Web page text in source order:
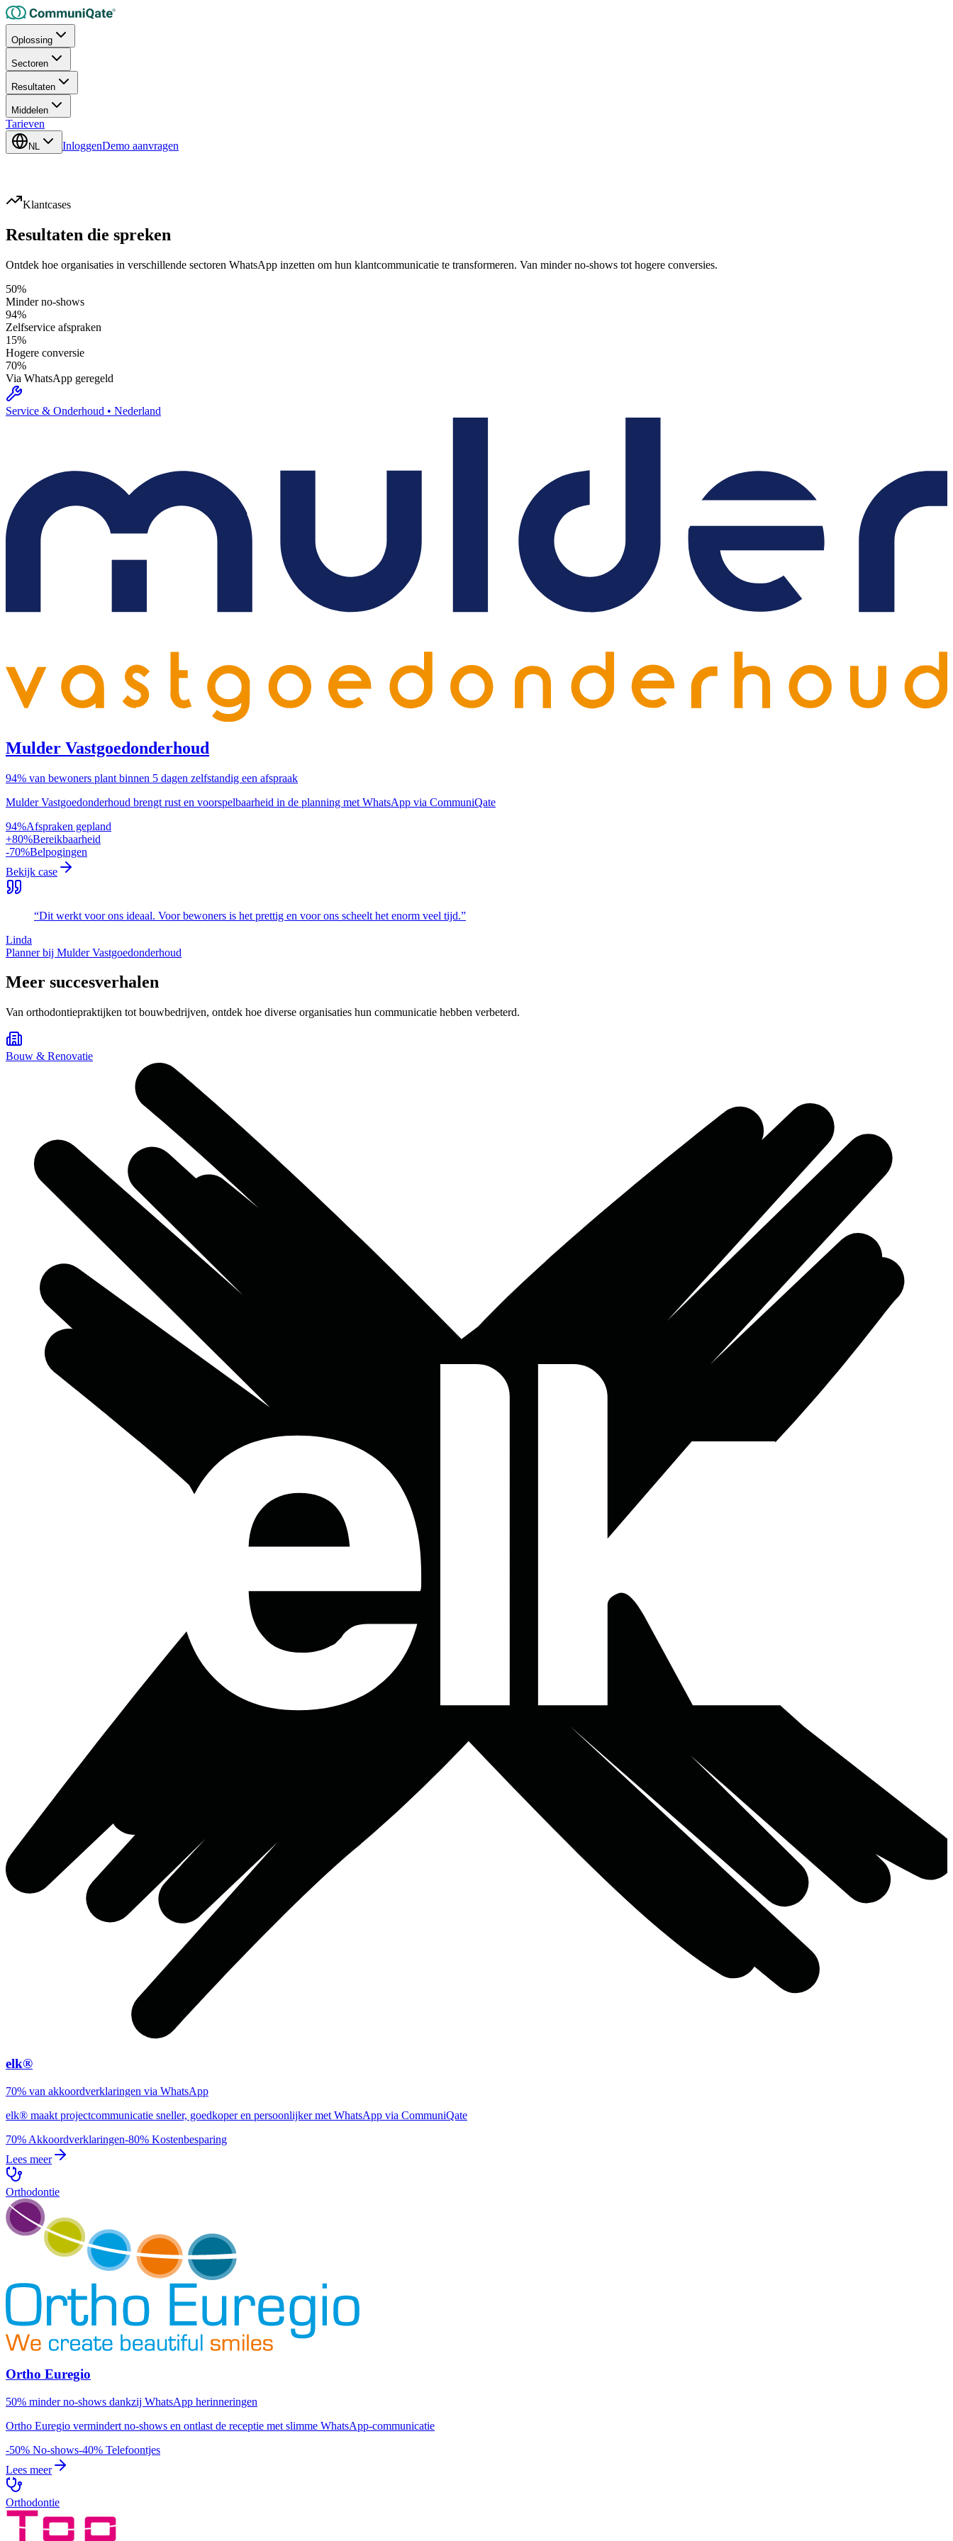
Oplossing
Sectoren
Resultaten
Middelen
Tarieven
NL InloggenDemo aanvragen
Klantcases
Resultaten die spreken
Ontdek hoe organisaties in verschillende sectoren WhatsApp inzetten om hun klantcommunicatie te transformeren. Van minder no-shows tot hogere conversies.
50%
Minder no-shows
94%
Zelfservice afspraken
15%
Hogere conversie
70%
Via WhatsApp geregeld
Service & Onderhoud • Nederland
Mulder Vastgoedonderhoud
94% van bewoners plant binnen 5 dagen zelfstandig een afspraak
Mulder Vastgoedonderhoud brengt rust en voorspelbaarheid in de planning met WhatsApp via CommuniQate
94%Afspraken gepland
+80%Bereikbaarheid
-70%Belpogingen
Bekijk case
“Dit werkt voor ons ideaal. Voor bewoners is het prettig en voor ons scheelt het enorm veel tijd.”
Linda
Planner bij Mulder Vastgoedonderhoud
Meer succesverhalen
Van orthodontiepraktijken tot bouwbedrijven, ontdek hoe diverse organisaties hun communicatie hebben verbeterd.
Bouw & Renovatie
elk®
70% van akkoordverklaringen via WhatsApp
elk® maakt projectcommunicatie sneller, goedkoper en persoonlijker met WhatsApp via CommuniQate
70% Akkoordverklaringen-80% Kostenbesparing
Lees meer
Orthodontie
Ortho Euregio
50% minder no-shows dankzij WhatsApp herinneringen
Ortho Euregio vermindert no-shows en ontlast de receptie met slimme WhatsApp-communicatie
-50% No-shows-40% Telefoontjes
Lees meer
Orthodontie